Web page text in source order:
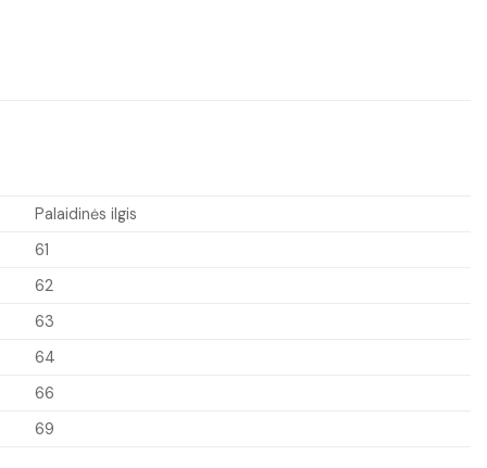
Palaidinės ilgis
61
62
63
64
66
69